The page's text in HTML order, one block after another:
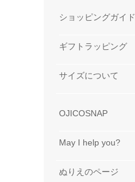
ショッピングガイド
ギフトラッピング
サイズについて
OJICOSNAP
May I help you?
ぬりえのページ